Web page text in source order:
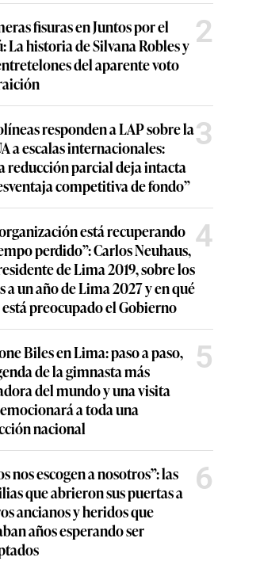
fisuras en Juntos por el
La historia de Silvana Robles y
del aparente voto
2
responden a LAP sobre la
a escalas internacionales:
reducción parcial deja intacta
competitiva de fondo”
3
está recuperando
perdido”: Carlos Neuhaus,
de Lima 2019, sobre los
a un año de Lima 2027 y en qué
preocupado el Gobierno
4
Biles en Lima: paso a paso,
de la gimnasta más
del mundo y una visita
a toda una
nacional
5
nos escogen a nosotros”: las
que abrieron sus puertas a
ancianos y heridos que
años esperando ser
6